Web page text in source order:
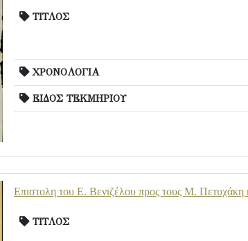
ΤΙΤΛΟΣ
ΧΡΟΝΟΛΟΓΙΑ
ΕΙΔΟΣ ΤΕΚΜΗΡΙΟΥ
Επιστολη του Ε. Βενιζέλου προς τους Μ.
ΤΙΤΛΟΣ